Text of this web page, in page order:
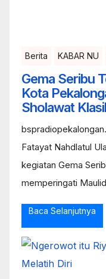
Berita KABAR NU
Gema Seribu
Kota
Sholawat
Fatayat Nahdlatul
kegiatan Gema
memperingati
Baca Selanjutnya